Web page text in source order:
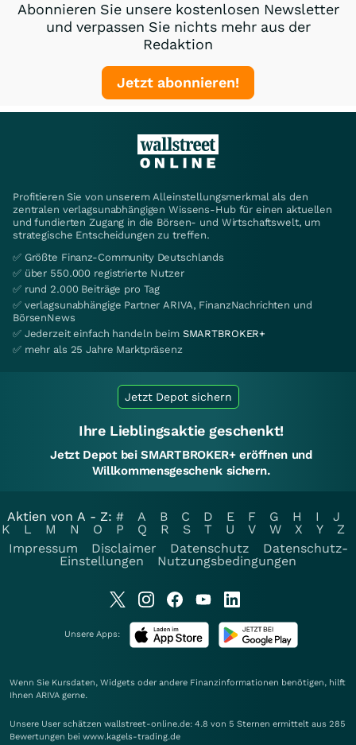
Abonnieren Sie unsere kostenlosen Newsletter
und verpassen Sie nichts mehr aus der
Redaktion
Jetzt abonnieren!
Profitieren Sie von unserem Alleinstellungsmerkmal als den
zentralen verlagsunabhängigen Wissens-Hub für einen aktuellen
und fundierten Zugang in die Börsen- und Wirtschaftswelt, um
strategische Entscheidungen zu treffen.
✅ Größte Finanz-Community Deutschlands
✅ über 550.000 registrierte Nutzer
✅ rund 2.000 Beiträge pro Tag
✅ verlagsunabhängige Partner ARIVA, FinanzNachrichten und
BörsenNews
✅ Jederzeit einfach handeln beim SMARTBROKER+
✅ mehr als 25 Jahre Marktpräsenz
Jetzt Depot sichern
Ihre Lieblingsaktie geschenkt!
Jetzt Depot bei SMARTBROKER+ eröffnen und
Willkommensgeschenk sichern.
Aktien von A - Z: # A B C D E F G H I
J
K
L M N O P Q R S T U V W X Y
Z
Impressum
Disclaimer Datenschutz
Datenschutz-
Einstellungen
Nutzungsbedingungen
Unsere Apps:
Wenn Sie Kursdaten, Widgets oder andere Finanzinformationen benötigen, hilft
Ihnen ARIVA gerne.
Unsere User schätzen wallstreet-online.de: 4.8 von 5 Sternen ermittelt aus 285
Bewertungen bei www.kagels-trading.de